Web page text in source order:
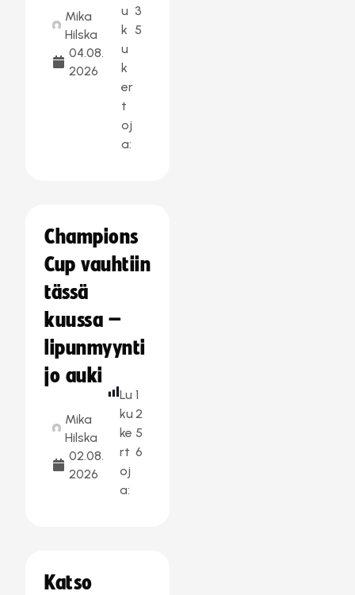
Mika
Hilska
04.08.
2026
u
k
u
k
er
t
oj
a:
3
5
Champions
Cup vauhtiin
tässä
kuussa –
lipunmyynti
jo auki
Mika
Hilska
02.08.
2026
Lu
ku
ke
rt
oj
a:
1
2
5
6
Katso